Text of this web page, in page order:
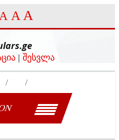
A A A
| შესვლა